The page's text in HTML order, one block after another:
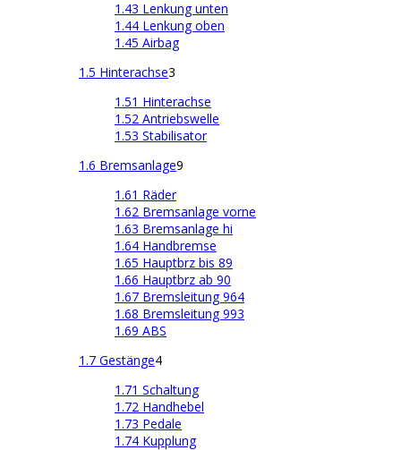
1.43 Lenkung unten
1.44 Lenkung oben
1.45 Airbag
1.5 Hinterachse3
1.51 Hinterachse
1.52 Antriebswelle
1.53 Stabilisator
1.6 Bremsanlage9
1.61 Räder
1.62 Bremsanlage vorne
1.63 Bremsanlage hi
1.64 Handbremse
1.65 Hauptbrz bis 89
1.66 Hauptbrz ab 90
1.67 Bremsleitung 964
1.68 Bremsleitung 993
1.69 ABS
1.7 Gestänge4
1.71 Schaltung
1.72 Handhebel
1.73 Pedale
1.74 Kupplung